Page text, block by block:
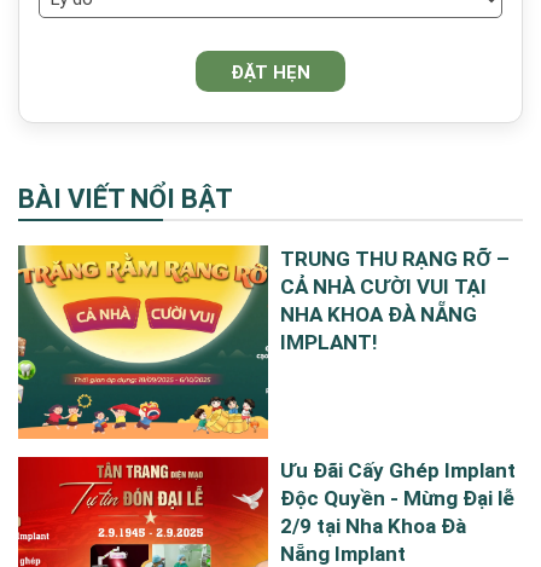
BÀI VIẾT NỔI BẬT
TRUNG THU RẠNG RỠ –
CẢ NHÀ CƯỜI VUI TẠI
NHA KHOA ĐÀ NẴNG
IMPLANT!
Ưu Đãi Cấy Ghép Implant
Độc Quyền - Mừng Đại lễ
2/9 tại Nha Khoa Đà
Nẵng Implant